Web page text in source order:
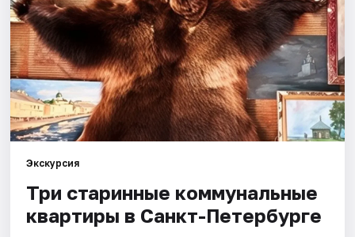
Квесты
Экскурсии
Спорт
События
Города
Площадки
Экскурсия
Три старинные коммунальные
квартиры в Санкт-Петербурге